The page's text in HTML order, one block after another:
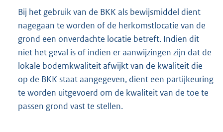
Bij het gebruik van de BKK als bewijsmiddel dient
nagegaan te worden of de herkomstlocatie van de
grond een onverdachte locatie betreft. Indien dit
niet het geval is of indien er aanwijzingen zijn dat de
lokale bodemkwaliteit afwijkt van de kwaliteit die
op de BKK staat aangegeven, dient een partijkeuring
te worden uitgevoerd om de kwaliteit van de toe te
passen grond vast te stellen.